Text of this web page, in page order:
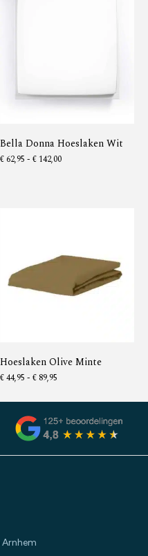
Bella Donna Hoeslaken Wit
€ 62,95 - €142,00
Hoeslaken Olive Minte
€44,95 - € 89,95